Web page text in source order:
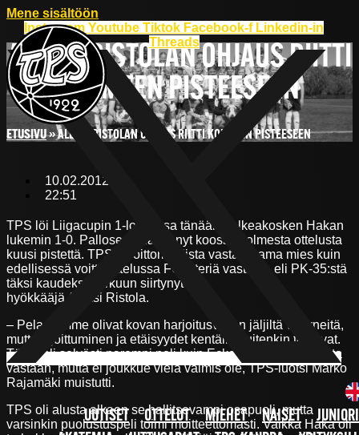
Mene sisältöön
Instagram Youtube Tiktok Facebook-f Linkedin-in
Threads
UUTISET OTTELUT MIEHET NAISET
ALEKSI RISTOLAN OHJAUS RIITTI
KOLMEEN PISTEESEEN
ETUSIVU»ALEKSI RISTOLAN OHJAUS RIITTI KOLMEEN PISTEESEEN
10.02.2012
22:51
TPS löi Liigacupin 1-lohkossa tänään Valkeakosken Hakan
lukemin 1-0. Palloseuralla on nyt koossa kolmesta ottelusta
kuusi pistettä. TPS:n voittomaalista vastasi sama mies kuin
edellisessä voitto-ottelussa FC Interiä vastaan, eli PK-35:stä
täksi kaudeksi Turkuun siirtynyt
hyökkääjä Aleksi Ristola.
– Pelaajamme olivat kovan harjoitusviikon jäljiltä väsyneitä,
mutta sijoittuminen ja etäisyydet kentällä kuitenkin toimivat.
Tämä oli selvästi parempi peli kuin Eckeröhallenissa IFK:ta
vastaan, mutta ei joukkue vielä valmis ole, TPS-luotsi Marko
Rajamäki muistutti.
TPS oli alusta alkaen se hallitsevampi osapuoli, mutta
varsinkin puolustuspeli toimi moitteettomasti. Vaikka Haka oli